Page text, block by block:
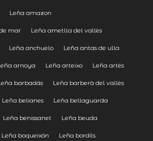
Leña amazon
mar Leña ametlla del vallès
Leña anchuelo Leña antas de ulla
arnoya Leña arteixo Leña artés
barbadás Leña barberà del vallès
Leña belianes Leña bellaguarda
Leña benissanet Leña beuda
Leña boqueixón Leña bordils